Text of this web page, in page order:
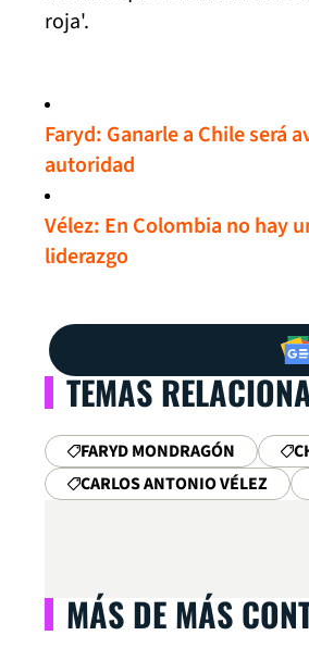
roja'.
Faryd: Ganarle a Chile será
autoridad
Vélez: En Colombia no hay
liderazgo
TEMAS
FARYD MONDRAGÓN
CARLOS ANTONIO VÉLEZ
MÁS DE MÁS